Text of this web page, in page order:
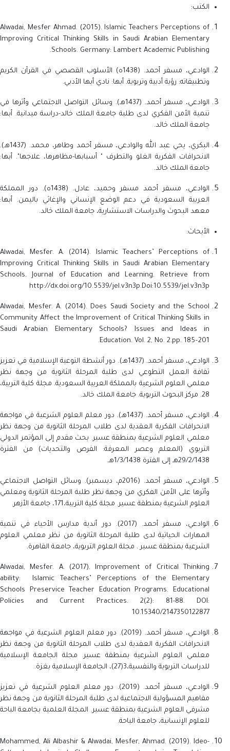
الكتب:
Alwadai, Mesfer Ahmad. (2015). Islamic Teachers Perceptions of
Improving Critical Thinking Skills in Saudi Arabian Elementary
Schools. Germany: Lambert Academic Publishing.
الوادعي، مسفر أحمد. (1438ه) الأسلوب القصصي في القرآن الكريم
وتطبيقاته: رؤية أدبية وتربوية. أبها: نادي أبها الأدبي.
الوادعي، مسفر أحمد. (1437هـ). وسائل التواصل الاجتماعي وأثرها في
تنمية الأمن الفكري لدى طلبة جامعة الملك خالد-دراسة ميدانية. أبها:
جامعة الملك خالد.
البكري، يحي عبد الله والوادعي، مسفر أحمد وطاهر، محمد. (1437هـ).
الانحرافات الفكرية الغلو والتطرف " أسبابها-مظاهرها، علاجها". أبها:
جامعة الملك خالد.
الوادعي، مسفر أحمد مسفر وحميد، عادل. (1438ه). دور المملكة
العربية السعودية في دعم الوضع الإنساني والإغاثي باليمن. أبها:
معهد البحوث والدراسات الاستشارية، جامعة الملك خالد.
الأبحاث:
Alwadai, Mesfer. A. (2014). Islamic Teachers’ Perceptions of
Improving Critical Thinking Skills in Saudi Arabian Elementary
Schools. Journal of Education and Learning. Retrieve from
http://dx.doi.org/10.5539/jel.v3n3p.Doi:10.5539/jel.v3n3p
Alwadai, Mesfer. A. (2014).Does Saudi Society and the School
Community Affect the Improvement of Critical Thinking Skills in
Saudi Arabian Elementary Schools? Issues and Ideas in
Education. Vol. 2, No. 2.pp. 185–201.
الوادعي، مسفر أحمد. (1437هـ). دور أنشطة التوعية الإسلامية في تعزيز
ثقافة العمل التطوعي لدى طلبة المرحلة الثانوية من وجهة نظر
معلمي العلوم الشرعية بالمملكة العربية السعودية. مجلة كلية التربية،
28. مركز البحوث التربوية. جامعة الملك خالد.
الوادعي، مسفر أحمد. (1437هـ). دور معلم العلوم الشرعية في مواجهة
الانحرافات الفكرية العقدية لدى طلاب المرحلة الثانوية من وجهة نظر
معلمي العلوم الشرعية بمنطقة عسير. بحث مقدم إلى المؤتمر الدولي
التربوي (المعلم وعصر المعرفة: الفرص والتحديات) من الفترة
29/2/1438هـ إلى الفترة 1/3/1438هـ.
الوادعي، مسفر أحمد. (2016م، ديسمبر).
وسائل التواصل الاجتماعي
وأثرها على الأمن الفكري من وجهة نظر طلبة المرحلة الثانوية ومعلمي
العلوم الشرعية بمنطقة عسير. مجلة كلية التربية،171، جامعة الأزهر.
الوادعي، مسفر أحمد. (2017).
دور أندية مدارس الأحياء في تنمية
المهارات الحياتية لدى طلبة المرحلة الثانوية من نظر معلمي العلوم
الشرعية بمنطقة عسير . مجلة العلوم التربوية، جامعة القاهرة.
Alwadai, Mesfer. A. (2017). Improvement of Critical Thinking
ability: Islamic Teachers’ Perceptions of the Elementary
Schools Preservice Teacher Education Programs. Educational
Policies and Current Practices. 2(2): 81-88. DOI:
10.15340/2147350122877
الوادعي، مسفر أحمد. (2019). دور معلم العلوم الشرعية في مواجهة
الانحرافات الفكرية العقدية لدى طلاب المرحلة الثانوية من وجهة نظر
معلمي العلوم الشرعية بمنطقة عسير. مجلة الجامعة الإسلامية
للدراسات التربوية والنفسية،3(27)، الجامعة الإسلامية بغزة.
الوادعي، مسفر أحمد. (2019). دور معلم العلوم الشرعية في تعزيز
مفاهيم المسؤولية الاجتماعية لدى طلبة المرحلة الثانوية من وجهة نظر
مشرفي العلوم الشرعية بمنطقة عسير. المجلة العلمية بجامعة الباحة
للعلوم الإنسانية، جامعة الباحة.
Mohammed, Ali Albashir & Alwadai, Mesfer, Ahmad. (2019). Ideo-